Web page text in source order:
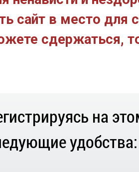
сайт в место для
сдержаться,
на
удобства: